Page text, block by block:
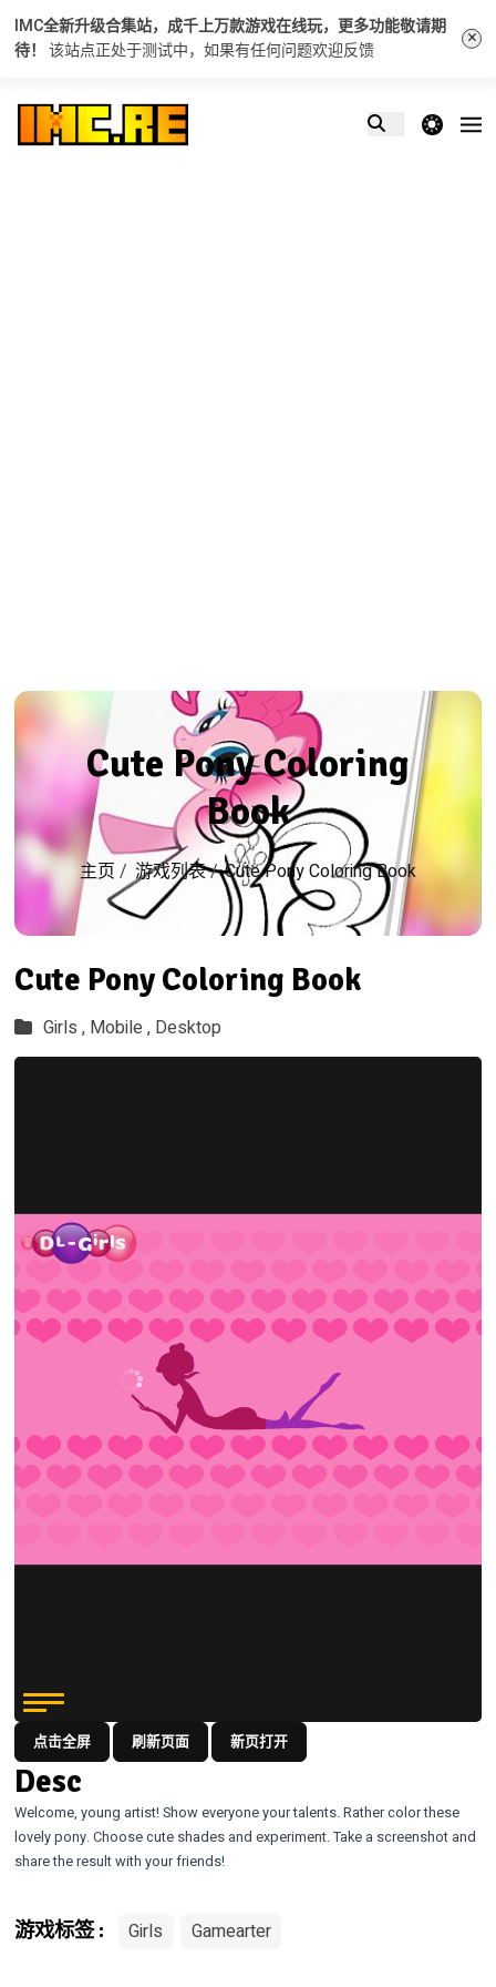
IMC全新升级合集站，成千上万款游戏在线玩，更多功能敬请期
待！ 该站点正处于测试中，如果有任何问题欢迎反馈 ×
theme switcher
Cute Pony Coloring
Book
主页 / 游戏列表/ Cute Pony Coloring Book
Cute Pony Coloring Book
Girls , Mobile , Desktop
点击全屏 刷新页面 新页打开
Desc
Welcome, young artist! Show everyone your talents. Rather color these
lovely pony. Choose cute shades and experiment. Take a screenshot and
share the result with your friends!
游戏标签 : Girls Gamearter